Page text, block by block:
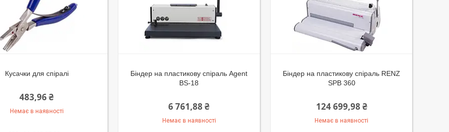
Кусачки для спіралі
483,96 ₴
Немає в наявності
Біндер на пластикову спіраль Agent
BS-18
6 761,88 ₴
Немає в наявності
Біндер на пластикову спіраль RENZ
SPB 360
124 699,98 ₴
Немає в наявності